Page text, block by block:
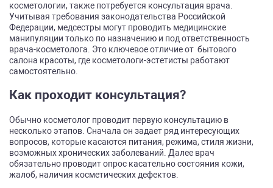
косметологии, также потребуется консультация врача.
Учитывая требования законодательства Российской
Федерации, медсестры могут проводить медицинские
манипуляции только по назначению и под ответственность
врача-косметолога. Это ключевое отличие от бытового
салона красоты, где косметологи-эстетисты работают
самостоятельно.
Как проходит консультация?
Обычно косметолог проводит первую консультацию в
несколько этапов. Сначала он задает ряд интересующих
вопросов, которые касаются питания, режима, стиля жизни,
возможных хронических заболеваний. Далее врач
обязательно проводит опрос касательно состояния кожи,
жалоб, наличия косметических дефектов.